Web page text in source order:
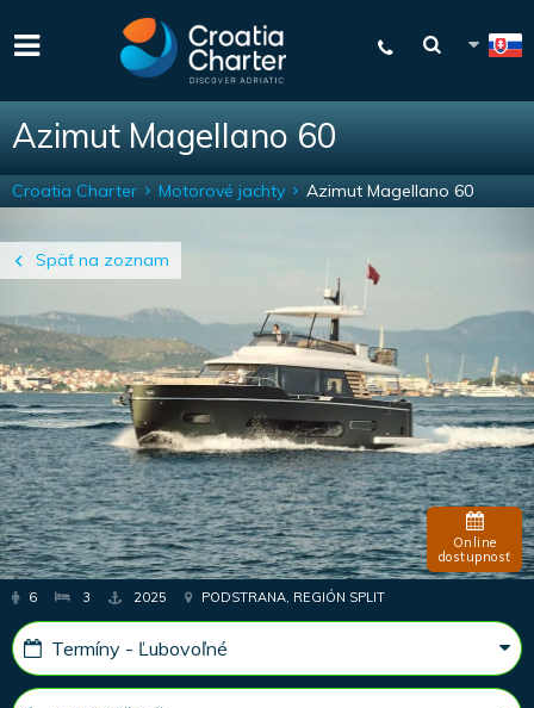
Azimut Magellano 60
Späť na zoznam
Croatia Charter Motorové jachty Azimut Magellano 60
Online
dostupnosť
6 3 2025 PODSTRANA, REGIÓN SPLIT